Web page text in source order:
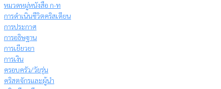
หมวดหมู่หนังสือ ก-ท
การดำเนินชีวิตคริสเตียน
การประกาศ
การอธิษฐาน
การเยียวยา
การเงิน
ครอบครัว/วัยรุ่น
คริสตจักรและผู้นำ